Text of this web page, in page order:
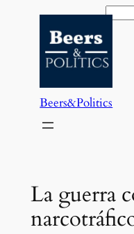
contenido
Beers&Politics
La guerra